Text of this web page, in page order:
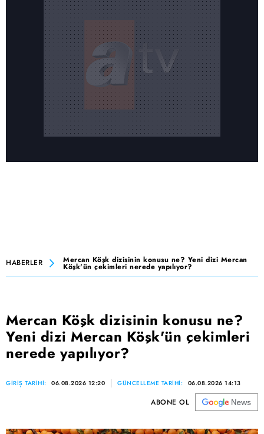
HABERLER Mercan Köşk dizisinin konusu ne? Yeni dizi Mercan
Köşk'ün çekimleri nerede yapılıyor?
Mercan Köşk dizisinin konusu ne?
Yeni dizi Mercan Köşk'ün çekimleri
nerede yapılıyor?
GİRİŞ TARİHİ: 06.08.2026 12:20 GÜNCELLEME TARİHİ: 06.08.2026 14:13
ABONE OL